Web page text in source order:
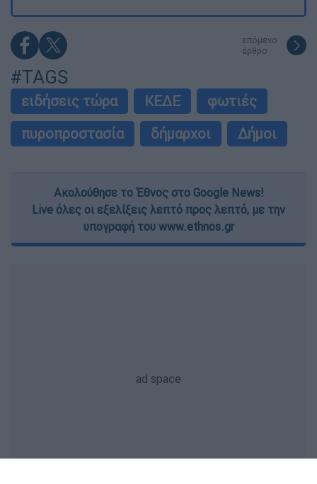
επόμενο
άρθρο
#TAGS
ειδήσεις τώρα ΚΕΔΕ
φωτιές
πυροπροστασία
δήμαρχοι Δήμοι
Ακολούθησε το Έθνος στο Google News!
Live όλες οι εξελίξεις λεπτό προς λεπτό, με την
υπογραφή του www.ethnos.gr